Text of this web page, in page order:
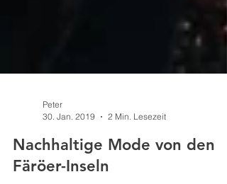
30. Jan. 2019
2 Min. Lesezeit
Nachhaltige Mode von den